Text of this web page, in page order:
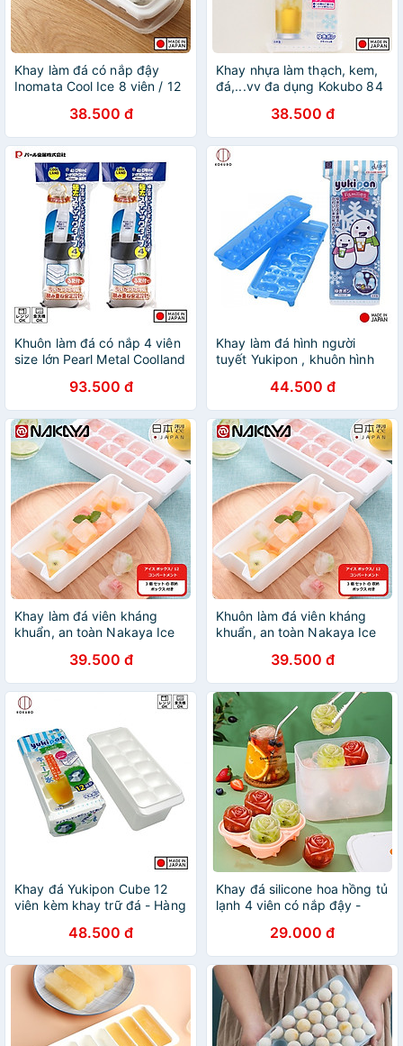
Khay làm đá có nắp đậy
Inomata Cool Ice 8 viên / 12
Nhật Bản |#Made in Japan
38.500 đ
Khay nhựa làm thạch, kem,
đá,...vv đa dụng Kokubo 84
chống bám bụi - Nội địa
Nhật Bản
38.500 đ
Khuôn làm đá có nắp 4 viên
size lớn Pearl Metal Coolland
|#Made in Japan| |#Nhập
khẩu chính hãng
93.500 đ
Khay làm đá hình người
tuyết Yukipon , khuôn hình
hợp cho nhiều mục đích sử
dụng - nội địa Nhật Bản
44.500 đ
Khay làm đá viên kháng
khuẩn, an toàn Nakaya Ice
Bản |#nhập khẩu chính
hãng| |#Made in Japan|
|#K280|#K281|#K298
39.500 đ
Khuôn làm đá viên kháng
khuẩn, an toàn Nakaya Ice
Bản |#Made in Japan|
|#nhập khẩu chính hãng|
|#K280|#K281|#K298
39.500 đ
Khay đá Yukipon Cube 12
viên kèm khay trữ đá - Hàng
48.500 đ
Khay đá silicone hoa hồng tủ
lạnh 4 viên có nắp đậy -
hình cao cấp - Hàng Loại 1 -
Chính Hãng MINIIN - Giao
màu ngẫu nhiên
29.000 đ